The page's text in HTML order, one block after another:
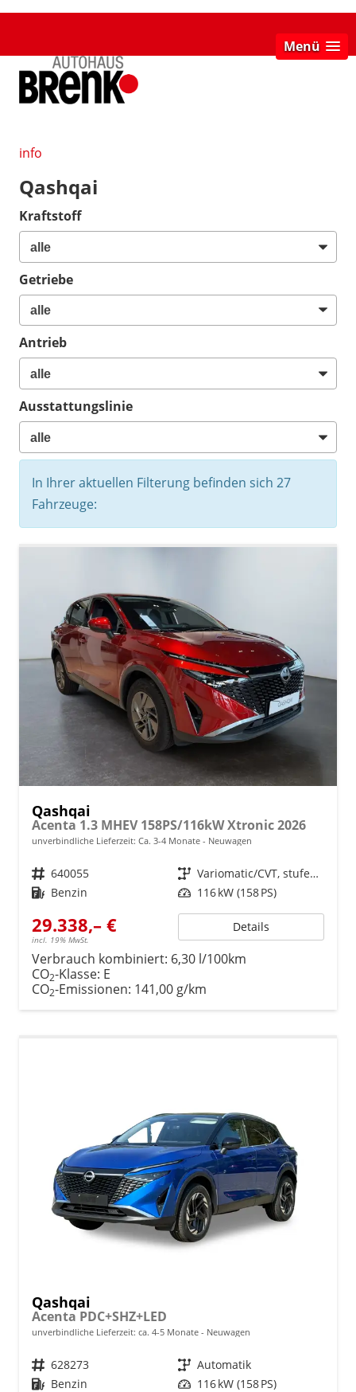
Menü
info
Qashqai
Kraftstoff
Getriebe
Antrieb
Ausstattungslinie
In Ihrer aktuellen Filterung befinden sich 27
Fahrzeuge:
Qashqai
Acenta 1.3 MHEV 158PS/116kW Xtronic 2026
unverbindliche Lieferzeit: Ca. 3-4 Monate Neuwagen
Fahrzeugnr. 640055 Getriebe
Variomatic/CVT, stufenlos
Kraftstoff Benzin Leistung 116 kW (158 PS)
29.338,– €
incl. 19% MwSt.
Details
Verbrauch kombiniert: 6,30 l/100km
CO2-Klasse: E
CO2-Emissionen: 141,00 g/km
Qashqai
Acenta PDC+SHZ+LED
unverbindliche Lieferzeit: ca. 4-5 Monate Neuwagen
Fahrzeugnr. 628273 Getriebe Automatik
Kraftstoff Benzin Leistung 116 kW (158 PS)